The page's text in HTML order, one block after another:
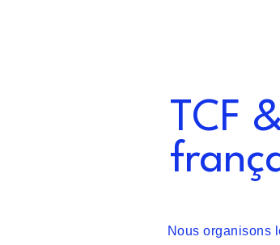
TCF
Nous organisons